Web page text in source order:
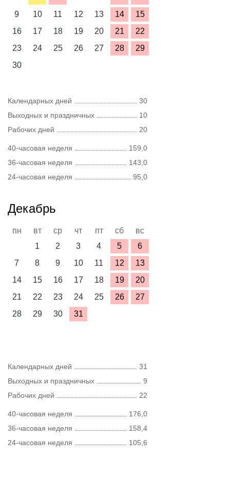
9
10 11 12 13 14
15
16
17 18 19 20 21
22
23
24 25 26 27 28
29
30
Календарных дней
30
Выходных и праздничных
10
Рабочих дней
20
40-часовая неделя
159,0
36-часовая неделя
143,0
24-часовая неделя
95,0
Декабрь
пн вт ср чт пт сб
вс
1
2 3 4 5
6
7
8 9 10 11 12
13
14
15 16 17 18 19
20
21
22 23 24 25 26
27
28
29 30 31
Календарных дней
31
Выходных и праздничных
9
Рабочих дней
22
40-часовая неделя
176,0
36-часовая неделя
158,4
24-часовая неделя
105,6